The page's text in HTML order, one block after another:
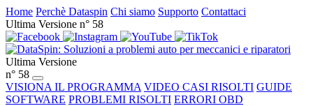
Home Perchè Dataspin Chi siamo Supporto Contattaci
Ultima Versione n° 58
Ultima Versione
n° 58
VISIONA IL PROGRAMMA VIDEO CASI RISOLTI GUIDE
SOFTWARE PROBLEMI RISOLTI ERRORI OBD